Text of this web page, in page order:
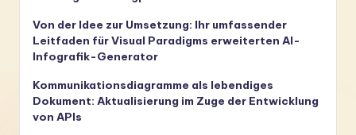
Von der Idee zur Umsetzung: Ihr umfassender
Leitfaden für Visual Paradigms erweiterten AI-
Infografik-Generator
Kommunikationsdiagramme als lebendiges
Dokument: Aktualisierung im Zuge der Entwicklung
von APIs